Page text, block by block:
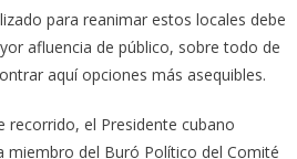
para reanimar estos locales debe
afluencia de público, sobre todo de
aquí opciones más asequibles.
recorrido, el Presidente cubano
miembro del Buró Político del Comité